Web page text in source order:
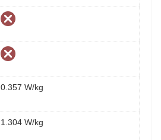
0.357 W/kg
1.304 W/kg